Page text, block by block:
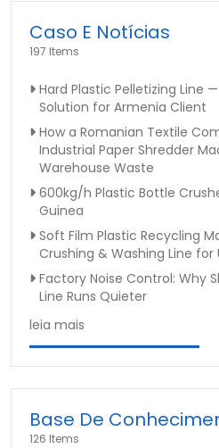
Caso E Notícias
197 Items
Hard Plastic Pelletizing Line
Solution for Armenia Client
How a Romanian Textile
Industrial Paper Shredder
Warehouse Waste
600kg/h Plastic Bottle
Guinea
Soft Film Plastic Recycling
Crushing & Washing Line for
Factory Noise Control: Why
Line Runs Quieter
leia mais
Base De
126 Items